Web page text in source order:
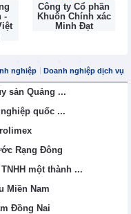
-
Công ty Cổ phần
Khuôn Chính xác
Minh Đạt
nghiệp Doanh nghiệp dịch vụ
sản Quảng ...
quốc ...
Rạng Đông
một thành ...
Miền Nam
Đồng Nai